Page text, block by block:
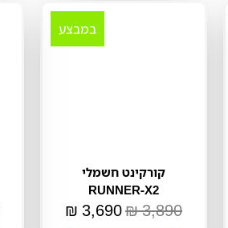
במבצע
קורקינט חשמלי
RUNNER-X2
3,890
₪
3,690
₪